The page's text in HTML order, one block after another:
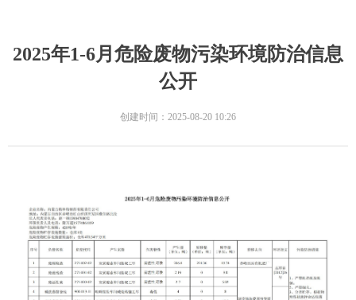
2025年1-6月危险废物污染环境防治信息
公开
创建时间： 2025-08-20 10:26